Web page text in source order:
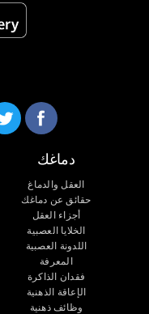
دماغك
العقل والدماغ
حقائق عن دماغك
أجزاء العقل
الخلايا العصبية
اللدونة العصبية
المعرفة
فقدان الذاكرة
الإعاقة الذهنية
وظائف ذهنية